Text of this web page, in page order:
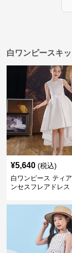
白ワンピースキ
¥5,640 (税込)
白ワンピース ティ
ンセスフレアドレス